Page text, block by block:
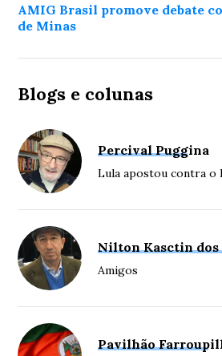
AMIG Brasil promove debate
de Minas
Blogs e colunas
Percival Puggina
Lula apostou contra o
Nilton Kasctin dos
Amigos
Pavilhão